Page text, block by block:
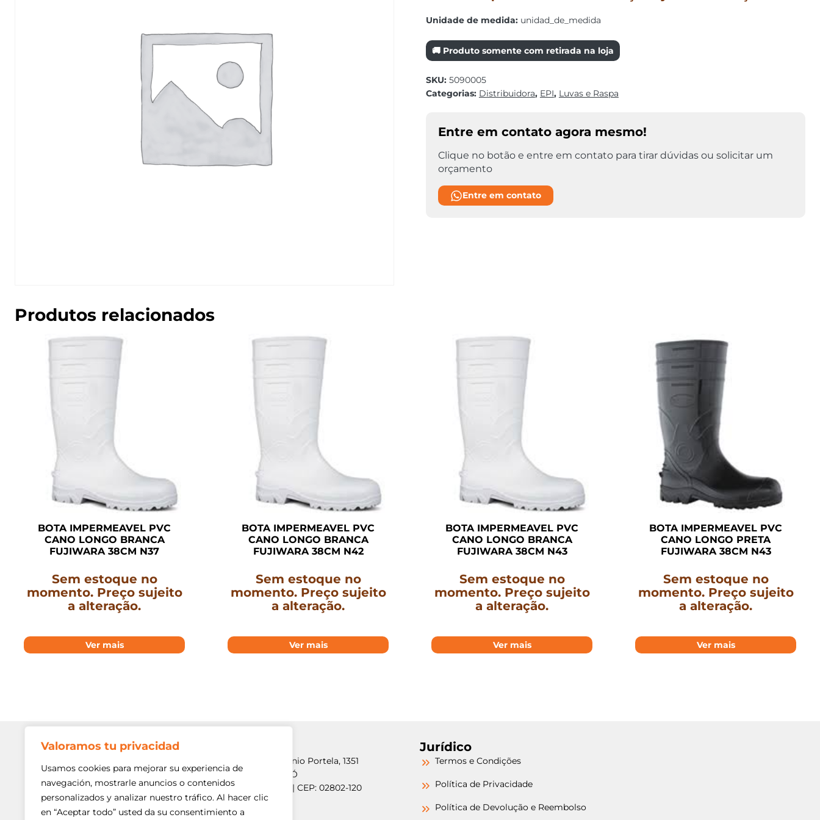
Valoramos tu privacidad
Usamos cookies para mejorar su experiencia de
navegación, mostrarle anuncios o contenidos
personalizados y analizar nuestro tráfico. Al hacer clic
en “Aceptar todo” usted da su consentimiento a
Unidade de medida:unidad_de_medida
🚚 Produto somente com retirada na loja
SKU: 5090005
Categorias: Distribuidora, EPI, Luvas e Raspa
Entre em contato agora mesmo!
Clique no botão e entre em contato para tirar dúvidas ou solicitar um
orçamento
Entre em contato
Produtos relacionados
BOTA IMPERMEAVEL PVC
CANO LONGO BRANCA
FUJIWARA 38CM N37
Sem estoque no
momento. Preço sujeito
a alteração.
Ver mais
BOTA IMPERMEAVEL PVC
CANO LONGO BRANCA
FUJIWARA 38CM N42
Sem estoque no
momento. Preço sujeito
a alteração.
Ver mais
BOTA IMPERMEAVEL PVC
CANO LONGO BRANCA
FUJIWARA 38CM N43
Sem estoque no
momento. Preço sujeito
a alteração.
Ver mais
BOTA IMPERMEAVEL PVC
CANO LONGO PRETA
FUJIWARA 38CM N43
Sem estoque no
momento. Preço sujeito
a alteração.
Ver mais
Siga-nos!
Av. Min. Petrônio Portela, 1351
Freguesia do Ó
São Paulo/SP | CEP: 02802-120
Jurídico
Termos e Condições
Política de Privacidade
Política de Devolução e Reembolso